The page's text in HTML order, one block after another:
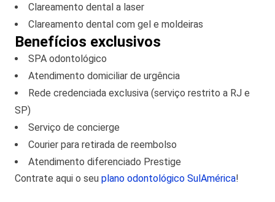
Clareamento dental a laser
Clareamento dental com gel e moldeiras
Benefícios exclusivos
SPA odontológico
Atendimento domiciliar de urgência
Rede credenciada exclusiva (serviço restrito a RJ e
SP)
Serviço de concierge
Courier para retirada de reembolso
Atendimento diferenciado Prestige
Contrate aqui o seu plano odontológico SulAmérica!